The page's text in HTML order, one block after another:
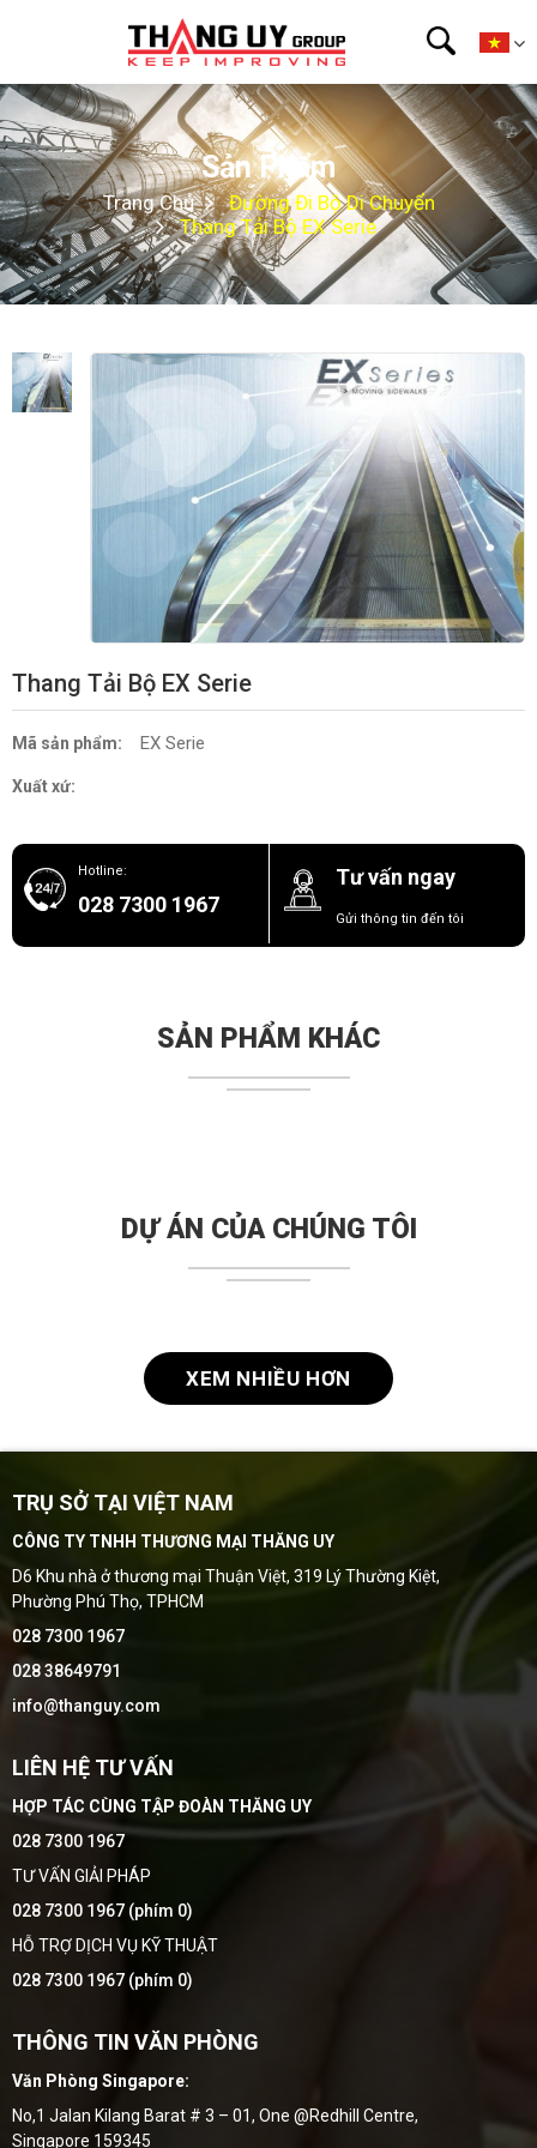
Sản Phẩm
Trang Chủ
Đường Đi Bộ Di Chuyển
Thang Tải Bộ EX Serie
Thang Tải Bộ EX Serie
Mã sản phẩm: EX Serie
Xuất xứ:
Hotline:
028 7300 1967
Tư vấn ngay
Gửi thông tin đến tôi
SẢN PHẨM KHÁC
DỰ ÁN CỦA CHÚNG TÔI
XEM NHIỀU HƠN
TRỤ SỞ TẠI VIỆT NAM
CÔNG TY TNHH THƯƠNG MẠI THĂNG UY
D6 Khu nhà ở thương mại Thuận Việt, 319 Lý Thường Kiệt,
Phường Phú Thọ, TPHCM
028 7300 1967
028 38649791
info@thanguy.com
LIÊN HỆ TƯ VẤN
HỢP TÁC CÙNG TẬP ĐOÀN THĂNG UY
028 7300 1967
TƯ VẤN GIẢI PHÁP
028 7300 1967 (phím 0)
HỖ TRỢ DỊCH VỤ KỸ THUẬT
028 7300 1967 (phím 0)
THÔNG TIN VĂN PHÒNG
Văn Phòng Singapore:
No,1 Jalan Kilang Barat # 3 – 01, One @Redhill Centre,
Singapore 159345